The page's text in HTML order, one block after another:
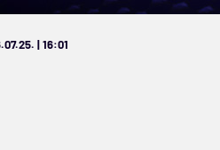
| 16:01